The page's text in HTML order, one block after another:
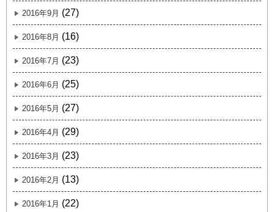
2016年9月 (27)
2016年8月 (16)
2016年7月 (23)
2016年6月 (25)
2016年5月 (27)
2016年4月 (29)
2016年3月 (23)
2016年2月 (13)
2016年1月 (22)